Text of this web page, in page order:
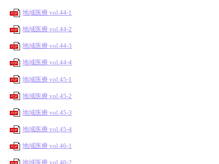
地域医療 vol.44-1
PDF
地域医療 vol.44-2
PDF
地域医療 vol.44-3
PDF
地域医療 vol.44-4
PDF
地域医療 vol.45-1
PDF
地域医療 vol.45-2
PDF
地域医療 vol.45-3
PDF
地域医療 vol.45-4
PDF
地域医療 vol.46-1
PDF
地域医療 vol.46-2
PDF